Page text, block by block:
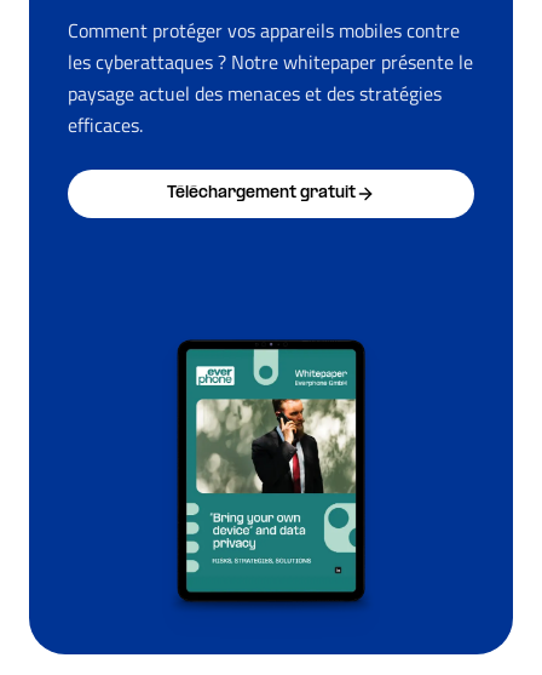
Comment protéger vos appareils mobiles contre
les cyberattaques ? Notre whitepaper présente le
paysage actuel des menaces et des stratégies
efficaces.
Téléchargement gratuit